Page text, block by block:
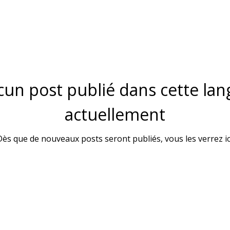
post publié dans cette
actuellement
que de nouveaux posts seront publiés, vous les verrez